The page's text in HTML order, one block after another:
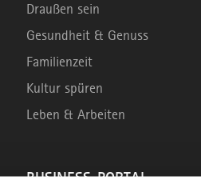
Draußen sein
Gesundheit & Genuss
Familienzeit
Kultur spüren
Leben & Arbeiten
BUSINESS-PORTAL